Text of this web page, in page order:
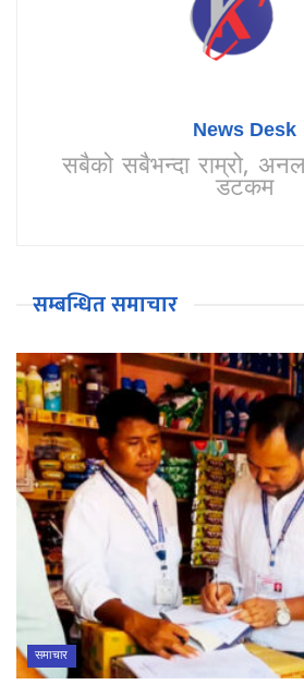
News Desk
सबैको सबैभन्दा राम्रो,
डटकम
सम्बन्धित समाचार
समाचार